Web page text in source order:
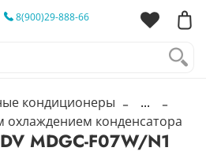
8(900)29-888-66
кондиционеры
...
конденсатора
MDGC-F07W/N1